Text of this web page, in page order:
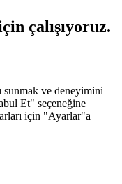
çalışıyoruz.
sunmak ve deneyimini
Et" seçeneğine
için "Ayarlar"a